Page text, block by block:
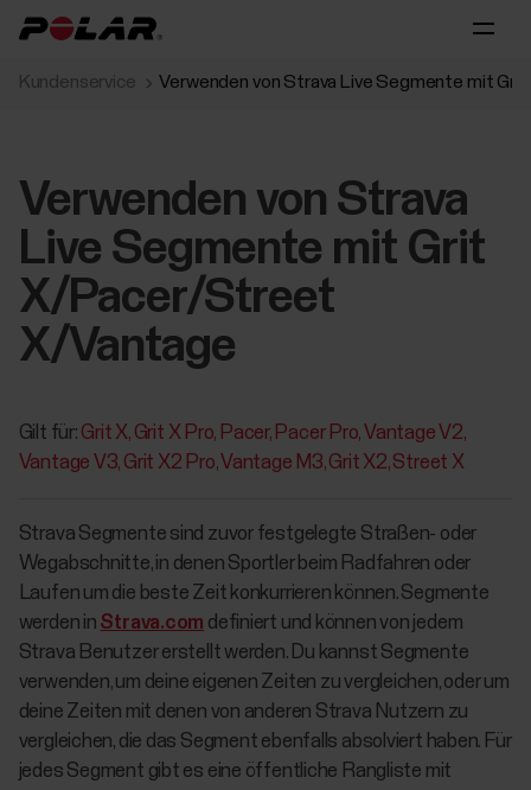
Kundenservice Verwenden von Strava Live Segmente mit
Verwenden von Strava
Live Segmente mit Grit
X/Pacer/Street
X/Vantage
Gilt für: Grit X Grit X Pro Pacer Pacer Pro Vantage V2
Vantage V3 Grit X2 Pro Vantage M3 Grit X2 Street X
Strava Segmente sind zuvor festgelegte Straßen- oder
Wegabschnitte, in denen Sportler beim Radfahren oder
Laufen um die beste Zeit konkurrieren können. Segmente
werden in Strava.com definiert und können von jedem
Strava Benutzer erstellt werden. Du kannst Segmente
verwenden, um deine eigenen Zeiten zu vergleichen, oder um
deine Zeiten mit denen von anderen Strava Nutzern zu
vergleichen, die das Segment ebenfalls absolviert haben. Für
jedes Segment gibt es eine öffentliche Rangliste mit